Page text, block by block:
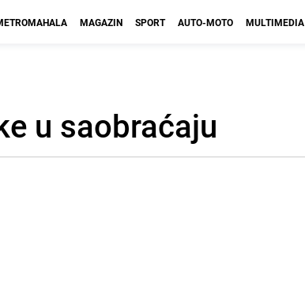
MAGAZIN SPORT AUTO-MOTO MULTIMEDIA
u saobraćaju